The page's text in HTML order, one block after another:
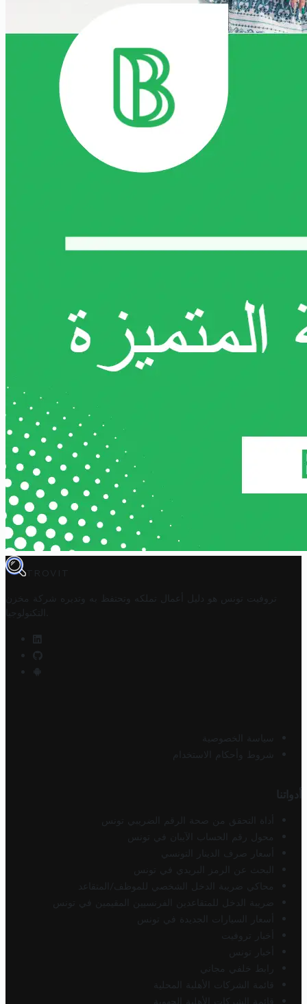
TROVIT
تروفيت تونس هو دليل أعمال تملكه وتحتفظ به وتديره
شركة مخزن
التكنولوجيا
سياسة الخصوصية
شروط وأحكام الاستخدام
أدواتنا
أداة التحقق من صحة الرقم الضريبي تونس
محول رقم الحساب الآيبان في تونس
أسعار صرف الدينار التونسي
البحث عن الرمز البريدي في تونس
محاكي ضريبة الدخل الشخصي للموظف/المتقاعد
ضريبة الدخل للمتقاعدين الفرنسيين المقيمين في تونس
أسعار السيارات الجديدة في تونس
أخبار تروفيت
أخبار تونس
رابط خلفي مجاني
قائمة الشركات الأهلية المحلية
قائمة الشركات الأهلية الجهوية